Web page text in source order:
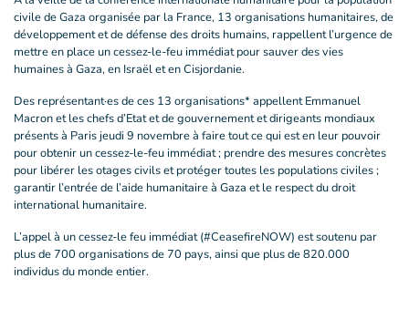
civile de Gaza organisée par la France, 13 organisations humanitaires, de
développement et de défense des droits humains, rappellent l’urgence de
mettre en place un cessez-le-feu immédiat pour sauver des vies
humaines à Gaza, en Israël et en Cisjordanie.
Des représentant·es de ces 13 organisations* appellent Emmanuel
Macron et les chefs d’Etat et de gouvernement et dirigeants mondiaux
présents à Paris jeudi 9 novembre à faire tout ce qui est en leur pouvoir
pour obtenir un cessez-le-feu immédiat ; prendre des mesures concrètes
pour libérer les otages civils et protéger toutes les populations civiles ;
garantir l’entrée de l’aide humanitaire à Gaza et le respect du droit
international humanitaire.
L’appel à un cessez-le feu immédiat (#CeasefireNOW) est soutenu par
plus de 700 organisations de 70 pays, ainsi que plus de 820.000
individus du monde entier.